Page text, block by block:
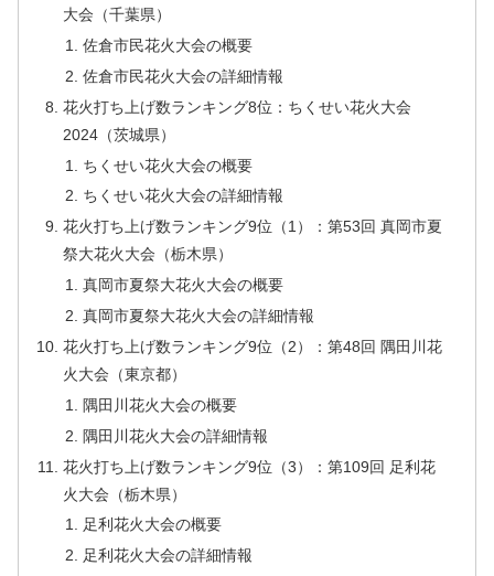
大会（千葉県）
佐倉市民花火大会の概要
佐倉市民花火大会の詳細情報
花火打ち上げ数ランキング8位：ちくせい花火大会
2024（茨城県）
ちくせい花火大会の概要
ちくせい花火大会の詳細情報
花火打ち上げ数ランキング9位（1）：第53回 真岡市夏
祭大花火大会（栃木県）
真岡市夏祭大花火大会の概要
真岡市夏祭大花火大会の詳細情報
花火打ち上げ数ランキング9位（2）：第48回 隅田川花
火大会（東京都）
隅田川花火大会の概要
隅田川花火大会の詳細情報
花火打ち上げ数ランキング9位（3）：第109回 足利花
火大会（栃木県）
足利花火大会の概要
足利花火大会の詳細情報